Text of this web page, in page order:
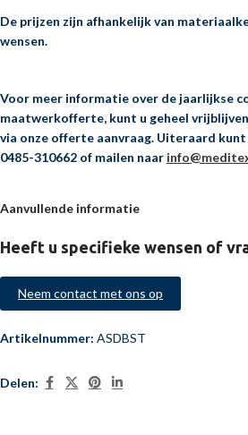
De prijzen zijn afhankelijk van
wensen.
Voor meer informatie over de jaarlijkse
maatwerkofferte, kunt u geheel
via onze offerte aanvraag. Uiteraard
0485-310662 of mailen naar
Aanvullende informatie
Heeft u specifieke wensen of
Neem contact met ons op
Artikelnummer: ASDBST
Delen: